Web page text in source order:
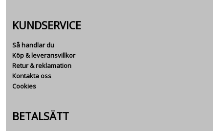
KUNDSERVICE
Så handlar du
Köp & leveransvillkor
Retur & reklamation
Kontakta oss
Cookies
BETALSÄTT